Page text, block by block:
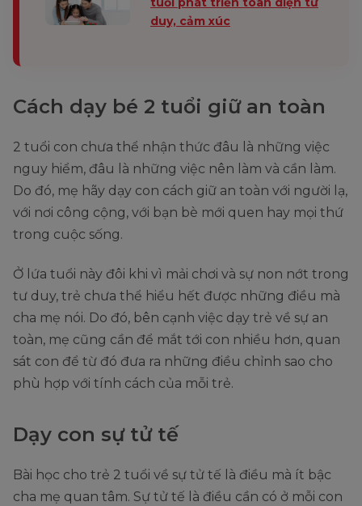
duy, cảm xúc
Cách dạy bé 2 tuổi giữ an toàn
2 tuổi con chưa thể nhận thức đâu là những việc
nguy hiểm, đâu là những việc nên làm và cần làm.
Do đó, mẹ hãy dạy con cách giữ an toàn với người lạ,
với nơi công cộng, với bạn bè mới quen hay mọi thứ
trong cuộc sống.
Ở lứa tuổi này đôi khi vì mải chơi và sự non nớt trong
tư duy, trẻ chưa thể hiểu hết được những điều mà
cha mẹ nói. Do đó, bên cạnh việc dạy trẻ về sự an
toàn, mẹ cũng cần để mắt tới con nhiều hơn, quan
sát con để từ đó đưa ra những điều chỉnh sao cho
phù hợp với tính cách của mỗi trẻ.
Dạy con sự tử tế
Bài học cho trẻ 2 tuổi về sự tử tế là điều mà ít bậc
cha mẹ quan tâm. Sự tử tế là điều cần có ở mỗi con